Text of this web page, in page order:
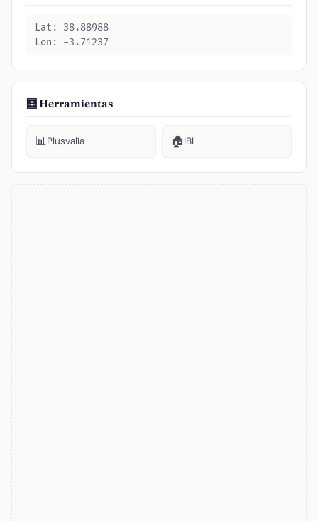
Lat: 38.88988
Lon: -3.71237
🧮 Herramientas
📊Plusvalía 🏠IBI